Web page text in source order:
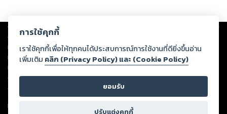
Copyright © 2026
ต่อผลงานหรือเนื้อหาใดที่อัปโหลดผ่านเว็บไซต์และปรากฏว่าละเมิดสิทธิใน
ทรัพย์สินทางปัญญาของบุคคลอื่นหรือขัดต่อกฎหมายและศีลธรรม ดังนั้น ผู้อ่าน
ทุกท่านโปรดใช้วิจารณญาณในการกลั่นกรองด้วยตนเอง และหากท่านพบว่าส่วน
หนึ่งส่วนใดขัดต่อกฎหมายและศีลธรรม กรุณาแจ้งมายังบริษัท เพื่อทีมงานจะได้
ดำเนินการในทันที ทั้งนี้ ทางสตอรี่ล็อกขอสงวนลิขสิทธิ์ตามพระราชบัญญัติ
ลิขสิทธิ์ พ.ศ. 2537 (ฉบับล่าสุด)
For support: member@ookbee.com
การใช้คุกกี้
เราใช้คุกกี้เพื่อให้ทุกคนได้ประสบการณ์การใช้งานที่ดียิ่งขึ้นอ่าน
เพิ่มเติม คลิก (Privacy Policy) และ (Cookie Policy)
ยอมรับ
ปรับแต่งคุกกี้